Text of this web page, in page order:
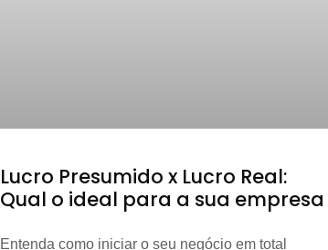
Lucro Presumido x Lucro Real:
Qual o ideal para a sua empresa
Entenda como iniciar o seu negócio em total